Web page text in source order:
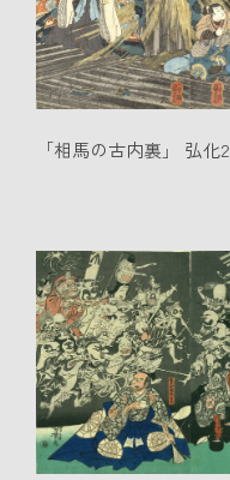
「相馬の古内裏」 弘